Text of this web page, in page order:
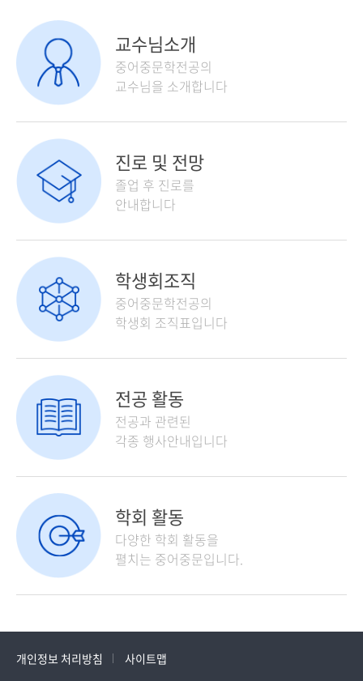
교수님소개
중어중문학전공의
교수님을 소개합니다
진로 및 전망
졸업 후 진로를
안내합니다
학생회조직
중어중문학전공의
학생회 조직표입니다
전공 활동
전공과 관련된
각종 행사안내입니다
학회 활동
다양한 학회 활동을
펼치는 중어중문입니다.
개인정보 처리방침 사이트맵